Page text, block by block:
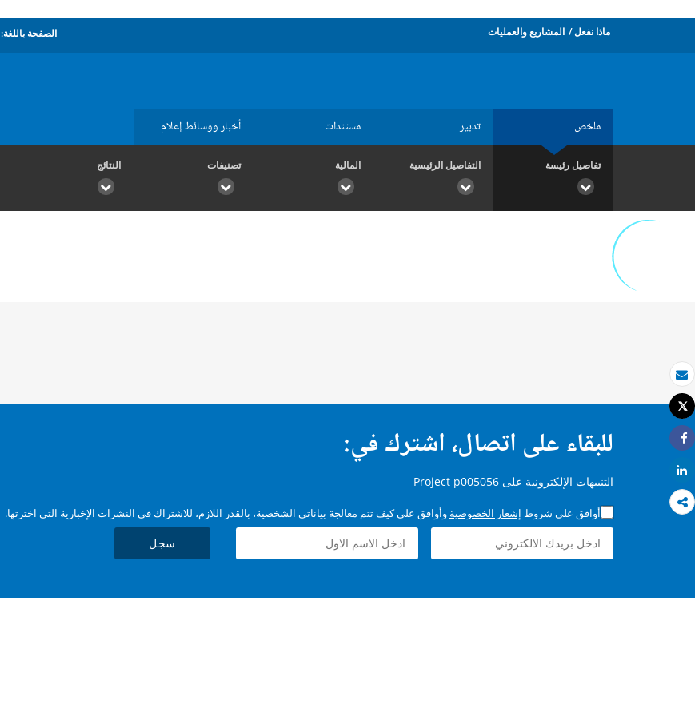
بريد الكتروني
طباعة
Tweet
Share
Share
ماذا نفعل المشاريع والعمليات الصفحة باللغة:
ملخص تدبير مستندات أخبار ووسائط إعلام
تفاصيل رئيسة التفاصيل الرئيسية المالية تصنيفات النتائج
للبقاء على اتصال، اشترك في:
التنبيهات الإلكترونية على Project p005056
أوافق على شروط إشعار الخصوصية وأوافق على كيف تتم معالجة بياناتي الشخصية، بالقدر اللازم، للاشتراك في النشرات الإخبارية التي اخترتها.
سجل